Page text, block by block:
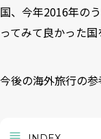
国、今年2016年の
ってみて良かった国
今後の海外旅行の参